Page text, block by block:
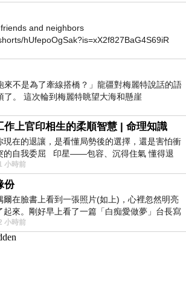
and neighbors
hUfepoOgSak?is=xX2f827BaG4S69iR
來不是為了牽線搭橋？」龍疆對梅麗特說話的語
了。 這次輪到梅麗特眺望大海和懸崖
作上官印相生的柔順智慧 | 命理知識
現在的退讓，是看懂局勢後的選擇，還是害怕衝
的自我委屈 印星——包容、沉得住氣 懂得退
步觀察，不會
小時前
份
爾在臉書上看到一張照片(如上)，心裡忽然明亮
起來。剛好早上看了一篇「白痴愛做夢」台長寫
貼文，在回顧年輕時瘋狂愛上
小時前